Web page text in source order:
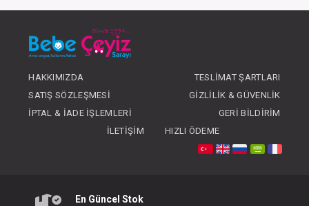
Kundak...Organik
FIYATLARI GÖRMEK IÇIN ÜYE
OLUNUZ
HAKKIMIZDA
TESLIMAT ŞARTLARI
SATIŞ SÖZLEŞMESI
GIZLILIK & GÜVENLIK
İPTAL & İADE İŞLEMLERI
GERI BILDIRIM
İLETIŞIM
HIZLI ÖDEME
En Güncel Stok